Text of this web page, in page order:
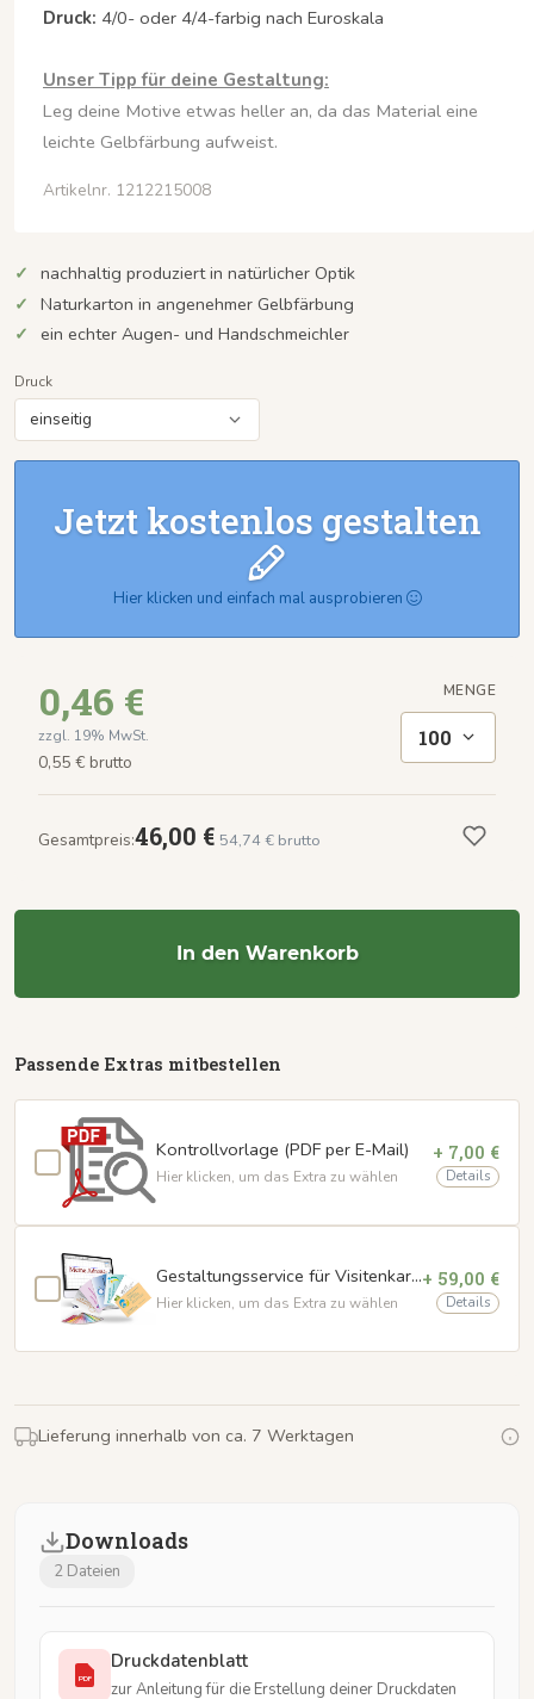
Druck: 4/0- oder 4/4-farbig nach Euroskala
Unser Tipp für deine Gestaltung:
Leg deine Motive etwas heller an, da das Material eine
leichte Gelbfärbung aufweist.
Artikelnr. 1212215008
nachhaltig produziert in natürlicher Optik
Naturkarton in angenehmer Gelbfärbung
ein echter Augen- und Handschmeichler
Druck
Hier klicken und einfach mal ausprobieren
0,46 €
zzgl. 19% MwSt.
0,55 € brutto
MENGE
100
Gesamtpreis:46,00 € 54,74 € brutto
In den Warenkorb
Passende Extras mitbestellen
Kontrollvorlage (PDF per E-Mail)
Hier klicken, um das Extra zu wählen
+ 7,00 €
Details
Gestaltungsservice für Visitenkarten
Hier klicken, um das Extra zu wählen
+ 59,00 €
Details
Lieferung innerhalb von ca. 7 Werktagen
Downloads
2 Dateien
PDF
Druckdatenblatt
zur Anleitung für die Erstellung deiner Druckdaten